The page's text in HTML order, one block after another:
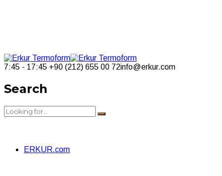
7:45 - 17:45 +90 (212) 655 00 72info@erkur.com
Search
ERKUR.com